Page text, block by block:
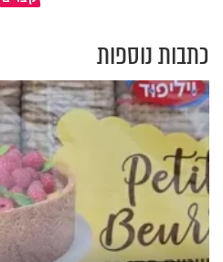
כתבות נוספות